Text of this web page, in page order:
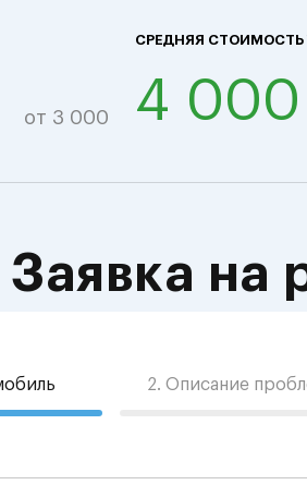
СРЕДНЯЯ СТОИМОСТЬ
от 3 000 4
Заявка на
2. Описание